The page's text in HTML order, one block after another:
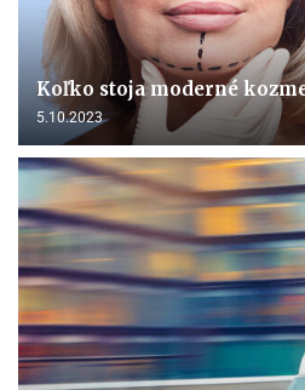
Koľko stoja moderné
5.10.2023